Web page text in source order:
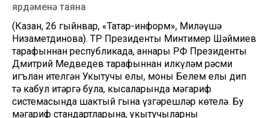
ярдәменә таяна
(Казан, 26 гыйнвар, «Татар-информ», Миләүшә
Низаметдинова). ТР Президенты Минтимер Шәймиев
тарафыннан республикада, аннары РФ Президенты
Дмитрий Медведев тарафыннан илкүләм рәсми
игълан ителгән Укытучы елы, моны Белем елы дип
тә кабул итәргә була, кысаларында мәгариф
системасында шактый гына үзгәрешләр көтелә. Бу
мәгариф стандартларына, укытучыларны